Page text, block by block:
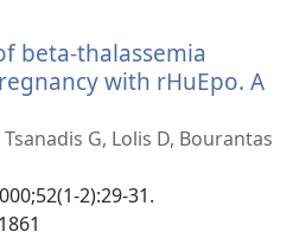
beta-thalassemia
with rHuEpo. A
G, Lolis D, Bourantas
2):29-31.